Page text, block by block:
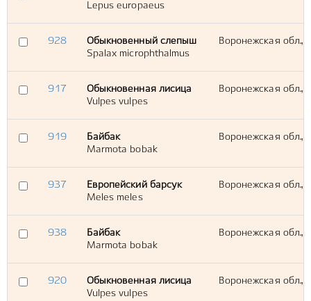
Lepus europaeus
928
Обыкновенный слепыш
Spalax microphthalmus
Воронежская обл.,
917
Обыкновенная лисица
Vulpes vulpes
Воронежская обл.,
919
Байбак
Marmota bobak
Воронежская обл.,
937
Европейский барсук
Meles meles
Воронежская обл.,
938
Байбак
Marmota bobak
Воронежская обл.,
920
Обыкновенная лисица
Vulpes vulpes
Воронежская обл.,